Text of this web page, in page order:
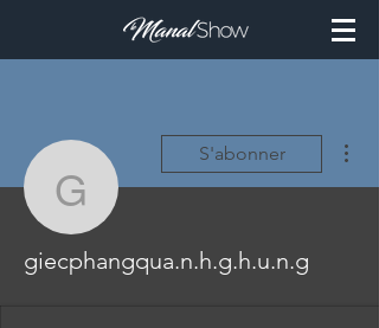
S'abonner
giecphangqua.n.h.g.h.u.n.g